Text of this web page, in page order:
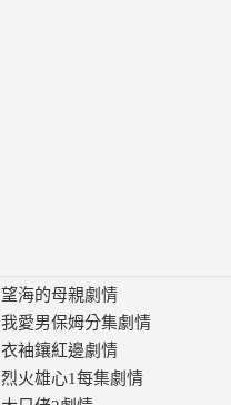
望海的母親劇情
我愛男保姆分集劇情
衣袖鑲紅邊劇情
烈火雄心1每集劇情